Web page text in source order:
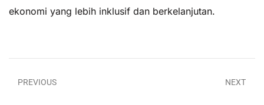
ekonomi yang lebih inklusif dan berkelanjutan.
PREVIOUS NEXT